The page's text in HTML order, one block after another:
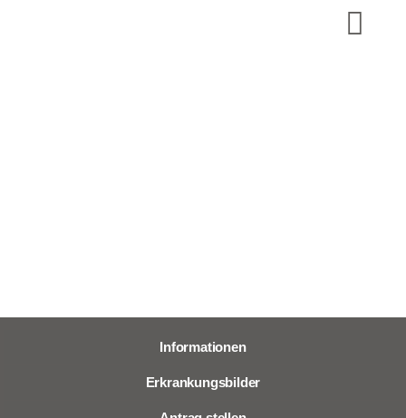
Informationen
Erkrankungsbilder